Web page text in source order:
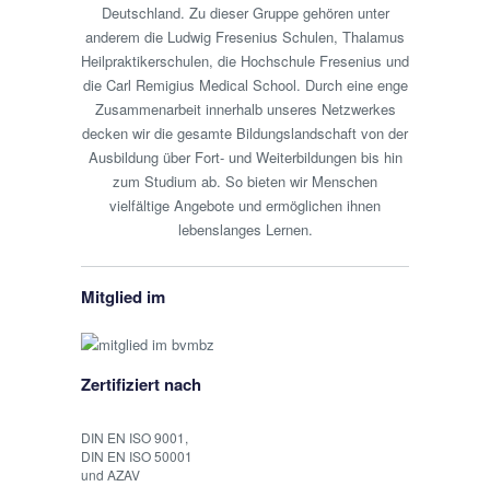
Deutschland. Zu dieser Gruppe gehören unter
anderem die Ludwig Fresenius Schulen, Thalamus
Heilpraktikerschulen, die Hochschule Fresenius und
die Carl Remigius Medical School. Durch eine enge
Zusammenarbeit innerhalb unseres Netzwerkes
decken wir die gesamte Bildungslandschaft von der
Ausbildung über Fort- und Weiterbildungen bis hin
zum Studium ab. So bieten wir Menschen
vielfältige Angebote und ermöglichen ihnen
lebenslanges Lernen.
Mitglied im
Zertifiziert nach
DIN EN ISO 9001,
DIN EN ISO 50001
und AZAV